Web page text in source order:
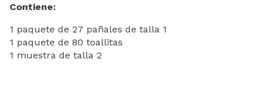
Contiene:
1 paquete de 27 pañales de talla 1
1 paquete de 80 toallitas
1 muestra de talla 2